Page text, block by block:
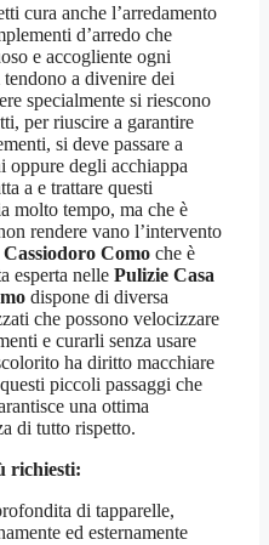
cura anche l’arredamento
d’arredo che
e accogliente ogni
a divenire dei
specialmente si riescono
per riuscire a garantire
si deve passare a
oppure degli acchiappa
a e trattare questi
molto tempo, ma che è
rendere vano l’intervento
Como che è
esperta nelle Pulizie Casa
dispone di diversa
che possono velocizzare
e curarli senza usare
ha diritto macchiare
piccoli passaggi che
una ottima
di tutto rispetto.
richiesti:
di tapparelle,
ed esternamente